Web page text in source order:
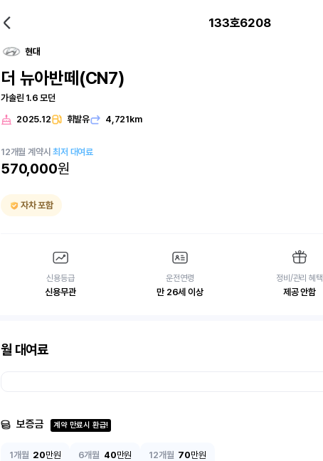
133호6208
현대
더 뉴아반떼(CN7)
가솔린 1.6 모던
2025.12 휘발유 4,721km
12개월 계약시최저 대여료
570,000원
자차 포함
신용등급
신용무관
운전연령
만 26세 이상
정비/관리 혜택
제공 안함
월 대여료
보증금 계약 만료시 환급!
1개월 20만원 6개월 40만원 12개월 70만원